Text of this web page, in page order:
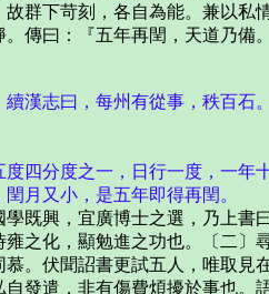
群下苛刻，各自為能。兼以
傳曰：『五年再閏，天道乃備
志曰，每州有從事，秩百石。
分度之一，日行一度，一年十
月又小，是五年即得再閏。
興，宜廣博士之選，乃上書曰
之化，顯勉進之功也。〔二
。伏聞詔書更試五人，唯取
發遣，非有傷費煩擾於事也。